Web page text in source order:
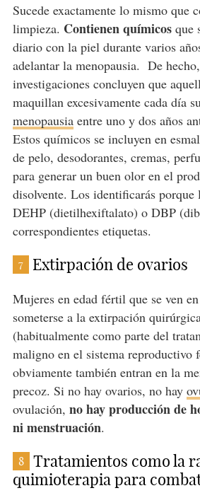
Sucede exactamente lo mismo que
limpieza. Contienen químicosque
diario con la piel durante varios
adelantar la menopausia. De
investigaciones concluyen que
maquillan excesivamente cada día
menopausiaentre uno y dos años
Estos químicos se incluyen en
de pelo, desodorantes, cremas,
para generar un buen olor en el
disolvente. Los identificarás porque
DEHP (dietilhexiftalato) o DBP
correspondientes etiquetas.
7 Extirpación de ovarios
Mujeres en edad fértil que se ven
someterse a la extirpación
(habitualmente como parte del
maligno en el sistema reproductivo
obviamente también entran en la
precoz. Si no hay ovarios, no hay
ovulación, no hay producción de
ni menstruación.
8
Tratamientos como la
quimioterapia para